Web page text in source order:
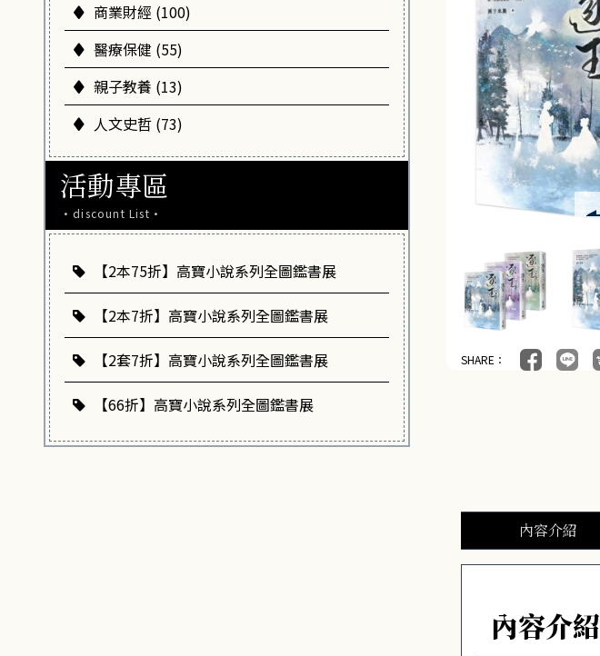
商業財經 (100)
醫療保健 (55)
親子教養 (13)
人文史哲 (73)
活動專區
·discount List·
【2本75折】高寶小說系列全圖鑑書展
【2本7折】高寶小說系列全圖鑑書展
【2套7折】高寶小說系列全圖鑑書展
【66折】高寶小說系列全圖鑑書展
SHARE：
內容介紹
內容介紹